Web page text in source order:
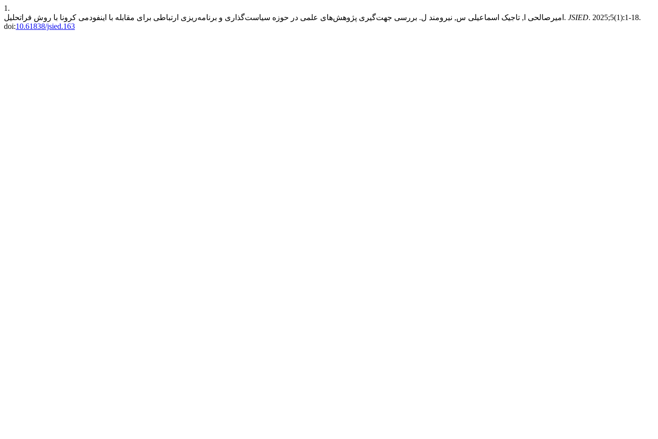
1.
امیرصالحی ا, تاجیک اسماعیلی س, نیرومند ل. بررسی جهت‌گیری پژوهش‌های علمی در حوزه سیاست‌گذاری و برنامه‌ریزی ارتباطی برای مقابله با اینفودمی کرونا با روش فراتحلیل. JSIED. 2025;5(1):1-18.
doi:10.61838/jsied.163